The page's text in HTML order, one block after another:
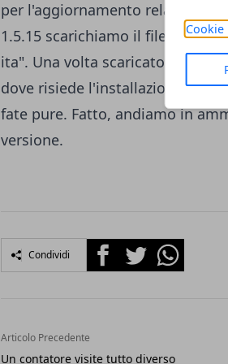
Cookie
per l'aggiornamento relativo alla
1.5.15 scarichiamo il file "
ita". Una volta scaricato va
dove risiede l'installazione di
fate pure. Fatto, andiamo in
versione.
Condividi FacebookTwitterWhatsapp
Articolo Precedente
Un contatore visite tutto diverso